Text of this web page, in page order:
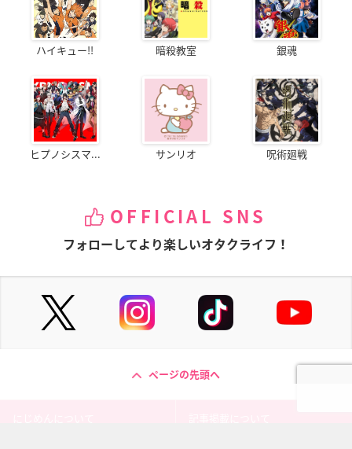
ハイキュー!! 暗殺教室 銀魂
ヒプノシスマ... サンリオ 呪術廻戦
OFFICIAL SNS
フォローしてより楽しいオタクライフ！
ページの先頭へ